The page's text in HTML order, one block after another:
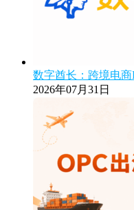
数字酋长：跨境电
2026年07月31日